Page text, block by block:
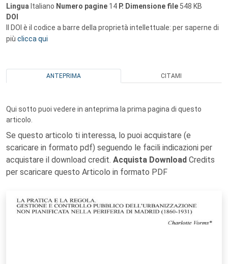
Lingua Italiano Numero pagine 14 P. Dimensione file 548 KB
DOI
Il DOI è il codice a barre della proprietà intellettuale: per saperne di
più clicca qui
ANTEPRIMA CITAMI
Qui sotto puoi vedere in anteprima la prima pagina di questo
articolo.
Se questo articolo ti interessa, lo puoi acquistare (e
scaricare in formato pdf) seguendo le facili indicazioni per
acquistare il download credit. Acquista Download Credits
per scaricare questo Articolo in formato PDF